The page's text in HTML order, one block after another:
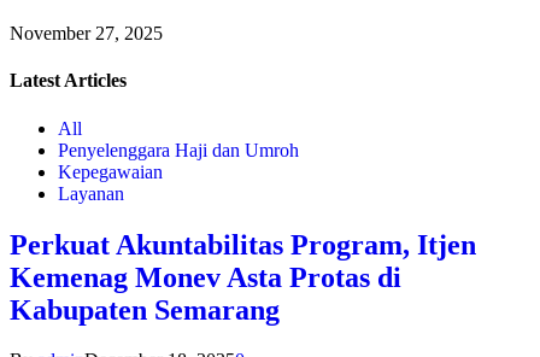
November 27, 2025
Latest Articles
All
Penyelenggara Haji dan Umroh
Kepegawaian
Layanan
Perkuat Akuntabilitas Program, Itjen
Kemenag Monev Asta Protas di
Kabupaten Semarang